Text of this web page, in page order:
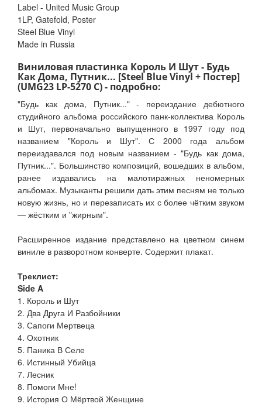
Label - United Music Group
1LP, Gatefold, Poster
Steel Blue Vinyl
Made in Russia
Виниловая пластинка Король И Шут - Будь
Как Дома, Путник... [Steel Blue Vinyl + Постер]
(UMG23 LP-5270 C) - подробно:
"Будь как дома, Путник..." - переиздание дебютного
студийного альбома российского панк-коллектива Король
и Шут, первоначально выпущенного в 1997 году под
названием "Король и Шут". С 2000 года альбом
переиздавался под новым названием - "Будь как дома,
Путник...". Большинство композиций, вошедших в альбом,
ранее издавались на малотиражных неномерных
альбомах. Музыканты решили дать этим песням не только
новую жизнь, но и перезаписать их с более чётким звуком
— жёстким и "жирным".
Расширенное издание представлено на цветном синем
виниле в разворотном конверте. Содержит плакат.
Треклист:
Side A
1. Король и Шут
2. Два Друга И Разбойники
3. Сапоги Мертвеца
4. Охотник
5. Паника В Селе
6. Истинный Убийца
7. Лесник
8. Помоги Мне!
9. История О Мёртвой Женщине